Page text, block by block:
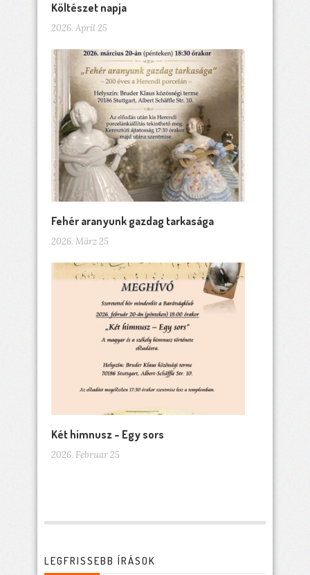
Költészet napja
2026. April 25
Fehér aranyunk gazdag tarkasága
2026. März 25
Két himnusz – Egy sors
2026. Februar 25
LEGFRISSEBB ÍRÁSOK